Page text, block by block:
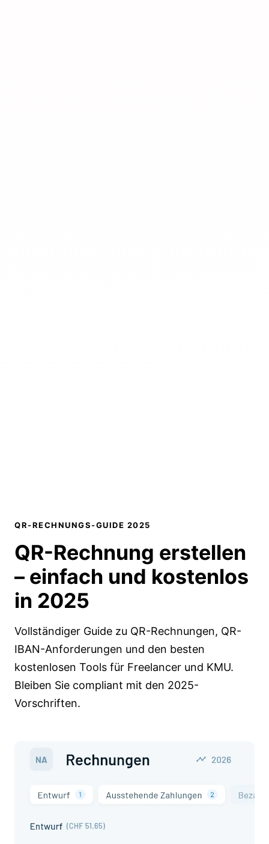
QR-RECHNUNGS-GUIDE 2025
QR-Rechnung erstellen
– einfach und kostenlos
in 2025
Vollständiger Guide zu QR-Rechnungen, QR-
IBAN-Anforderungen und den besten
kostenlosen Tools für Freelancer und KMU.
Bleiben Sie compliant mit den 2025-
Vorschriften.